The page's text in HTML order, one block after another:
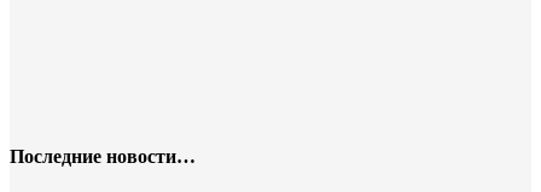
Последние новости…